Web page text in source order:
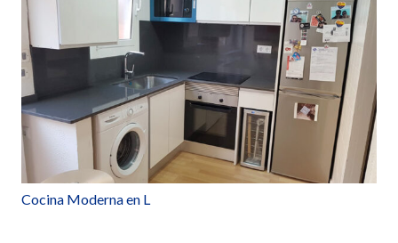
Cocina Moderna en L